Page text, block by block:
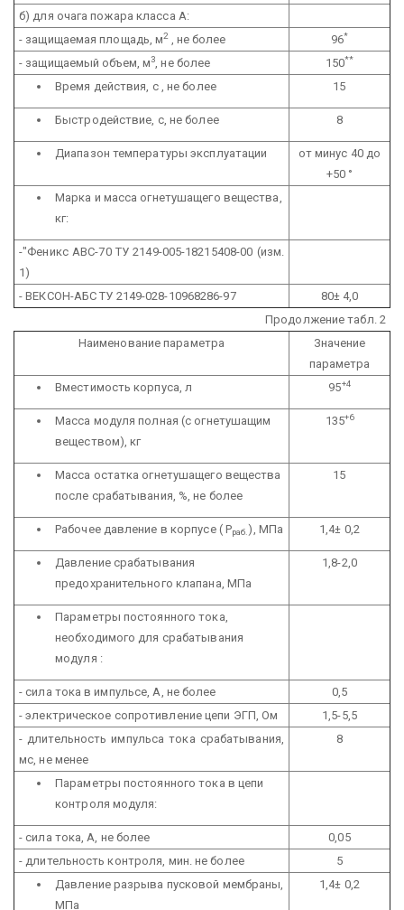
б) для очага пожара класса А:
- защищаемая площадь, м2, не более 96*
- защищаемый объем, м3 , не более 150**
Время действия, с , не более 15
Быстродействие, с, не более 8
Диапазон температуры эксплуатации
от минус 40 до
+50 °
Марка и масса огнетушащего вещества,
кг:
-"Феникс АВС-70 ТУ 2149-005-18215408-00 (изм.
1)
- ВЕКСОН-АБС ТУ 2149-028-10968286-97
80± 4,0
Продолжение табл. 2
Наименование параметра
Значение
параметра
Вместимость корпуса, л
95+4
Масса модуля полная (с огнетушащим
веществом), кг
135+6
Масса остатка огнетушащего вещества
после срабатывания, %, не более
15
Рабочее давление в корпусе ( Рраб. ), МПа 1,4± 0,2
Давление срабатывания
предохранительного клапана, МПа
1,8-2,0
Параметры постоянного тока,
необходимого для срабатывания
модуля :
- сила тока в импульсе, А, не более
0,5
- электрическое сопротивление цепи ЭГП, Ом
1,5-5,5
- длительность импульса тока срабатывания,
мс, не менее
8
Параметры постоянного тока в цепи
контроля модуля:
- сила тока, А, не более
0,05
- длительность контроля, мин. не более
5
Давление разрыва пусковой мембраны,
МПа
1,4± 0,2